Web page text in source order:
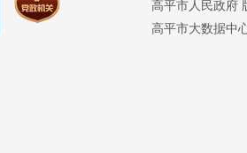
高平市人民政府
高平市大数据